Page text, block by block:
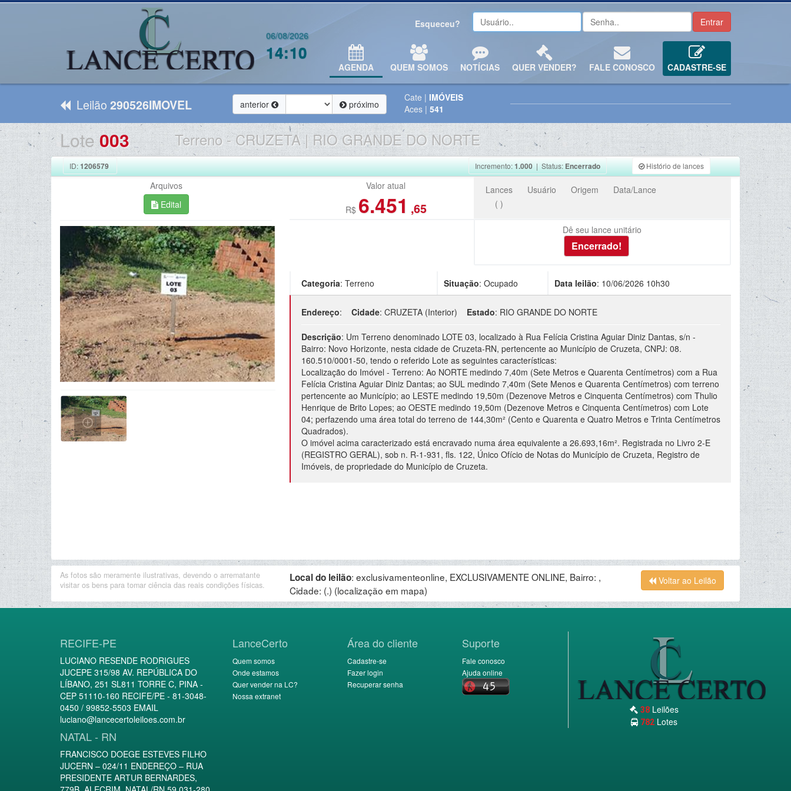
06/08/2026
14:10
Esqueceu?
AGENDA QUEM SOMOS NOTÍCIAS QUER VENDER? FALE CONOSCO CADASTRE-SE
Leilão 290526IMOVEL anterior próximo
Cate | IMÓVEIS
Aces | 541
Lote003 Terreno-CRUZETA | RIO GRANDE DO NORTE
ID:1206579 Incremento:1.000 | Status:Encerrado Histório de lances
Arquivos
Edital
Valor atual
R$ 6.451 ,65
Lances
( )
Usuário Origem Data/Lance
Dê seu lance unitário
Categoria: Terreno Situação: Ocupado Data leilão: 10/06/2026 10h30
Endereço: Cidade: CRUZETA (Interior) Estado: RIO GRANDE DO NORTE
Descrição: Um Terreno denominado LOTE 03, localizado à Rua Felícia Cristina Aguiar Diniz Dantas, s/n -
Bairro: Novo Horizonte, nesta cidade de Cruzeta-RN, pertencente ao Município de Cruzeta, CNPJ: 08.
160.510/0001-50, tendo o referido Lote as seguintes características:
Localização do Imóvel - Terreno: Ao NORTE medindo 7,40m (Sete Metros e Quarenta Centímetros) com a Rua
Felícia Cristina Aguiar Diniz Dantas; ao SUL medindo 7,40m (Sete Menos e Quarenta Centímetros) com terreno
pertencente ao Município; ao LESTE medindo 19,50m (Dezenove Metros e Cinquenta Centímetros) com Thulio
Henrique de Brito Lopes; ao OESTE medindo 19,50m (Dezenove Metros e Cinquenta Centímetros) com Lote
04; perfazendo uma área total do terreno de 144,30m² (Cento e Quarenta e Quatro Metros e Trinta Centímetros
Quadrados).
O imóvel acima caracterizado está encravado numa área equivalente a 26.693,16m². Registrada no Livro 2-E
(REGISTRO GERAL), sob n. R-1-931, fls. 122, Único Ofício de Notas do Município de Cruzeta, Registro de
Imóveis, de propriedade do Município de Cruzeta.
As fotos são meramente ilustrativas, devendo o arrematante
visitar os bens para tomar ciência das reais condições físicas.
Local do leilão: exclusivamenteonline, EXCLUSIVAMENTE ONLINE, Bairro: ,
Cidade: (.) (localização em mapa)
Voltar ao Leilão
RECIFE-PE
LUCIANO RESENDE RODRIGUES
JUCEPE 315/98 AV. REPÚBLICA DO
LÍBANO, 251 SL811 TORRE C, PINA -
CEP 51110-160 RECIFE/PE - 81-3048-
0450 / 99852-5503 EMAIL
luciano@lancecertoleiloes.com.br
NATAL - RN
FRANCISCO DOEGE ESTEVES FILHO
JUCERN – 024/11 ENDEREÇO – RUA
PRESIDENTE ARTUR BERNARDES,
LanceCerto
Quem somos
Onde estamos
Quer vender na LC?
Nossa extranet
Área do cliente
Cadastre-se
Fazer login
Recuperar senha
Suporte
Fale conosco
Ajuda online
38Leilões
782Lotes